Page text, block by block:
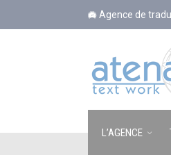
Agence de
L’AGENCE
Panneau de gestion des cookies